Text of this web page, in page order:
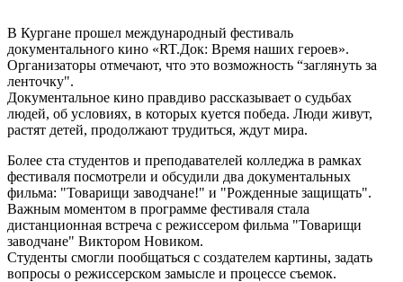
В Кургане прошел международный фестиваль
документального кино «RT.Док: Время наших героев».
Организаторы отмечают, что это возможность “заглянуть за
ленточку".
Документальное кино правдиво рассказывает о судьбах
людей, об условиях, в которых куется победа. Люди живут,
растят детей, продолжают трудиться, ждут мира.
Более ста студентов и преподавателей колледжа в рамках
фестиваля посмотрели и обсудили два документальных
фильма: "Товарищи заводчане!" и "Рожденные защищать".
Важным моментом в программе фестиваля стала
дистанционная встреча с режиссером фильма "Товарищи
заводчане" Виктором Новиком.
Студенты смогли пообщаться с создателем картины, задать
вопросы о режиссерском замысле и процессе съемок.